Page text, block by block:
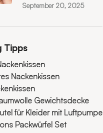
September 20, 2025
Tipps
Nackenkissen
Gewichtsdecke
für Kleider mit Luftpumpe
Packwürfel Set